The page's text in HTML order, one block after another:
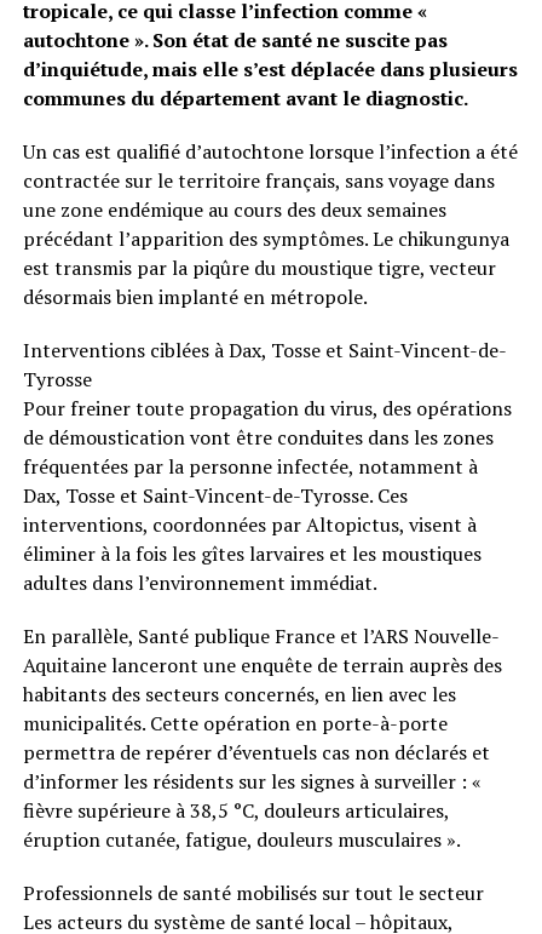
tropicale, ce qui classe l’infection comme «
autochtone ». Son état de santé ne suscite pas
d’inquiétude, mais elle s’est déplacée dans plusieurs
communes du département avant le diagnostic.
Un cas est qualifié d’autochtone lorsque l’infection a été
contractée sur le territoire français, sans voyage dans
une zone endémique au cours des deux semaines
précédant l’apparition des symptômes. Le chikungunya
est transmis par la piqûre du moustique tigre, vecteur
désormais bien implanté en métropole.
Interventions ciblées à Dax, Tosse et Saint-Vincent-de-
Tyrosse
Pour freiner toute propagation du virus, des opérations
de démoustication vont être conduites dans les zones
fréquentées par la personne infectée, notamment à
Dax, Tosse et Saint-Vincent-de-Tyrosse. Ces
interventions, coordonnées par Altopictus, visent à
éliminer à la fois les gîtes larvaires et les moustiques
adultes dans l’environnement immédiat.
En parallèle, Santé publique France et l’ARS Nouvelle-
Aquitaine lanceront une enquête de terrain auprès des
habitants des secteurs concernés, en lien avec les
municipalités. Cette opération en porte-à-porte
permettra de repérer d’éventuels cas non déclarés et
d’informer les résidents sur les signes à surveiller : «
fièvre supérieure à 38,5 °C, douleurs articulaires,
éruption cutanée, fatigue, douleurs musculaires ».
Professionnels de santé mobilisés sur tout le secteur
Les acteurs du système de santé local – hôpitaux,